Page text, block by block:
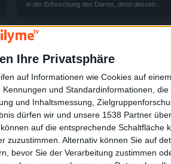
Ihre Privatsphäre
auf Informationen wie Cookies auf
und Standardinformationen, die
und Inhaltsmessung,
dürfen wir und unsere 1538 Partner
auf die entsprechende Schaltfläche
zuzustimmen. Alternativ können Sie auf
bevor Sie der Verarbeitung zustimmen
in der Erforschung des Darms, denn dessen
der personalisierten Gesundheitsförderung helfen...
Röntgenblick wie Superman: Mixed Reality
Einen Röntgenblick wie Superman, den hätten wir